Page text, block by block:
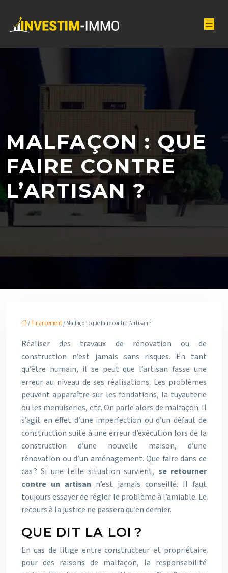
MALFAÇON : QUE
FAIRE CONTRE
L’ARTISAN ?
/ Financement/ Malfaçon : que faire contre l’artisan ?
Réaliser des travaux de rénovation ou de
construction n’est jamais sans risques. En tant
qu’être humain, il se peut que l’artisan fasse une
erreur au niveau de ses réalisations. Les problèmes
peuvent apparaître sur les fondations, la tuyauterie
ou les menuiseries, etc. On parle alors de malfaçon. Il
s’agit en effet d’une imperfection ou d’un défaut de
construction suite à une erreur d’exécution lors de la
construction d’une nouvelle maison, d’une
rénovation ou d’un aménagement. Que faire dans ce
cas ? Si une telle situation survient, se retourner
contre un artisan n’est jamais conseillé. Il faut
toujours essayer de régler le problème à l’amiable. Le
recours à la justice ne passera qu’en dernier.
QUE DIT LA LOI ?
En cas de litige entre constructeur et propriétaire
pour des raisons de malfaçon, la responsabilité